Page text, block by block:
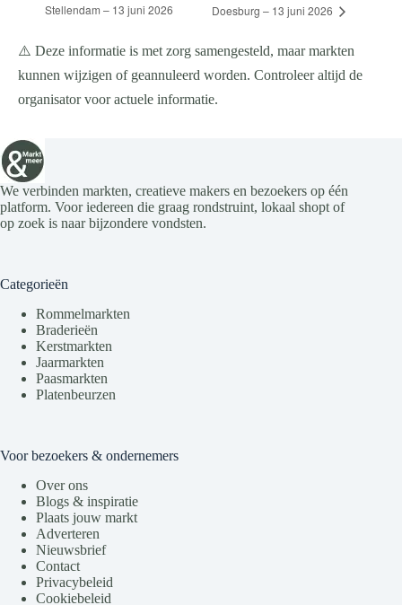
Stellendam – 13 juni 2026
Doesburg – 13 juni 2026
⚠️ Deze informatie is met zorg samengesteld, maar markten
kunnen wijzigen of geannuleerd worden. Controleer altijd de
organisator voor actuele informatie.
We verbinden markten, creatieve makers en bezoekers op één
platform. Voor iedereen die graag rondstruint, lokaal shopt of
op zoek is naar bijzondere vondsten.
Categorieën
Rommelmarkten
Braderieën
Kerstmarkten
Jaarmarkten
Paasmarkten
Platenbeurzen
Voor bezoekers & ondernemers
Over ons
Blogs & inspiratie
Plaats jouw markt
Adverteren
Nieuwsbrief
Contact
Privacybeleid
Cookiebeleid